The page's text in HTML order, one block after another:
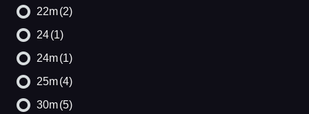
22m(2)
24(1)
24m(1)
25m(4)
30m(5)